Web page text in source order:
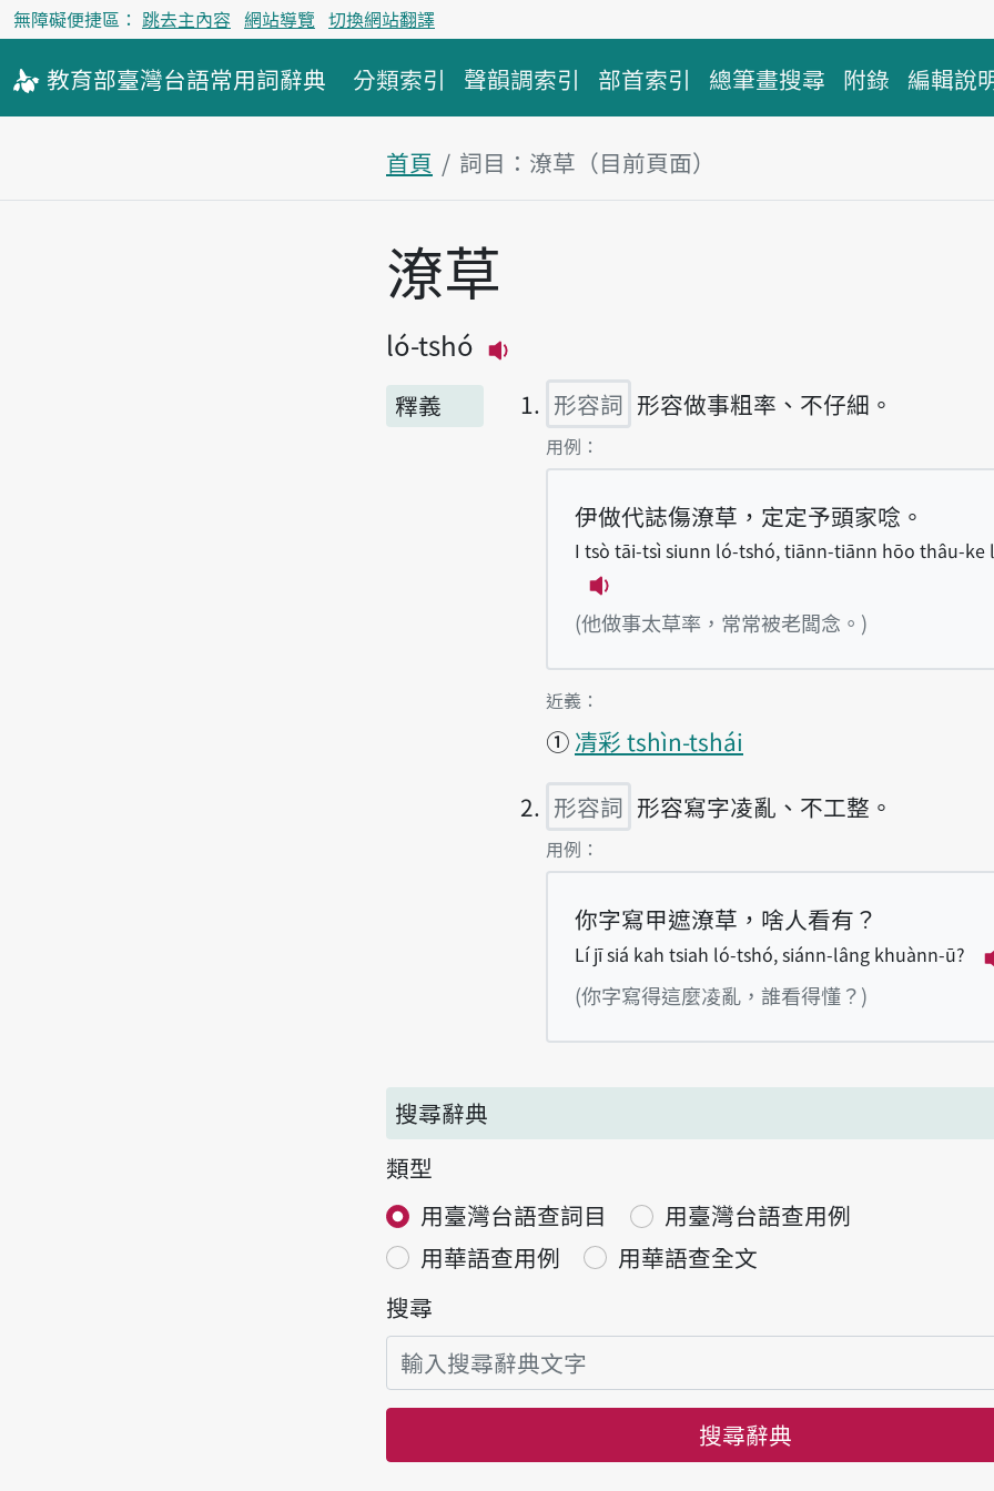
無障礙便捷區： 跳去主內容 網站導覽 切換網站翻譯
教育部臺灣台語常用詞辭典 分類索引 聲韻調索引 部首索引 總筆畫搜尋 附錄 編輯說
首頁 詞目：潦草（目前頁面）
主內容區塊
潦草
ló-tshó
釋義
形容詞 形容做事粗率、不仔細。
第1項釋義的
用例：
伊做代誌傷潦草，定定予頭家唸。
I tsò tāi-tsì siunn ló-tshó, tiānn-tiānn hōo thâu-ke
播放例句I tsò tāi-tsì siunn ló-tshó,
(他做事太草率，常常被老闆念。)
第1項釋義的
近義：
① 凊彩 tshìn-tshái
形容詞 形容寫字凌亂、不工整。
第2項釋義的
用例：
你字寫甲遮潦草，啥人看有？
Lí jī siá kah tsiah ló-tshó, siánn-lâng khuànn-ū?
(你字寫得這麼凌亂，誰看得懂？)
搜尋辭典
類型
用臺灣台語查詞目
用臺灣台語查用例
用華語查用例
用華語查全文
搜尋
搜尋辭典